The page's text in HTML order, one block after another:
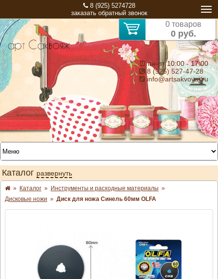
8 (925) 5274728
заказать обратный звонок
0 товаров
0 руб.
⏰ пн-пт 10:00 - 17:00
8 (925) 527-47-28
info@artsakvoyaj.ru
Каталог развернуть
» Каталог » Инструменты и расходные материалы »
Дисковые ножи » Диск для ножа Синель 60мм OLFA